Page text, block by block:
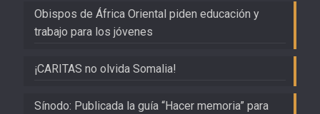
Obispos de África Oriental piden educación y
trabajo para los jóvenes
¡CARITAS no olvida Somalia!
Sínodo: Publicada la guía “Hacer memoria” para